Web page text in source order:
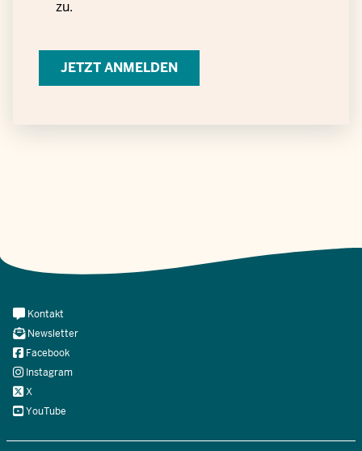
personenbezogener
zu.
Meta
Navi
Social
Kontakt
Newsletter
Facebook
Instagram
X
YouTube